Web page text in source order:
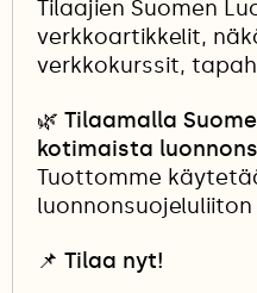
Tilaajien Suomen
verkkoartikkelit,
verkkokurssit,
🌿 Tilaamalla
kotimaista
Tuottomme
📌 Tilaa nyt!